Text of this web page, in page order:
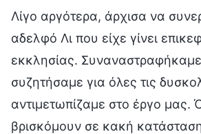
Λίγο αργότερα, άρχισα να
αδελφό Λι που είχε γίνει
εκκλησίας. Συναναστραφήκαμε
συζητήσαμε για όλες τις
αντιμετωπίζαμε στο έργο μας.
βρισκόμουν σε κακή